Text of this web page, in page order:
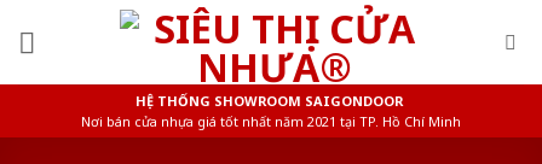
HỆ THỐNG SHOWROOM SAIGONDOOR
Nơi bán cửa nhựa giá tốt nhất năm 2021 tại TP. Hồ Chí Minh